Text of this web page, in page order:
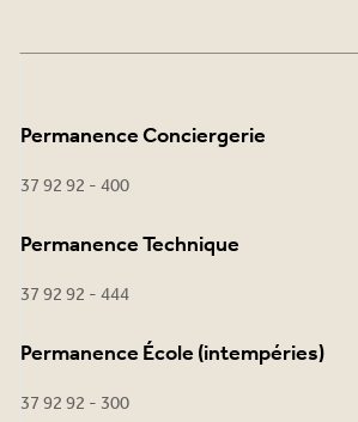
Permanence Conciergerie
37 92 92 - 400
Permanence Technique
37 92 92 - 444
Permanence École (intempéries)
37 92 92 - 300